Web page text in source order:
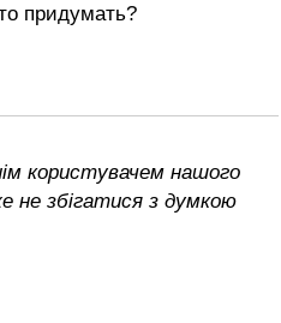
придумать?
користувачем нашого
не збігатися з думкою